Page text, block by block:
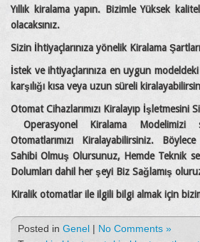
Yıllık kiralama yapın. Bizimle Yüksek
olacaksınız.
Sizin İhtiyaçlarınıza yönelik Kiralama
İstek ve ihtiyaçlarınıza en uygun
karşılığı kısa veya uzun süreli
Otomat Cihazlarımızı Kiralayıp İşletmesini
Operasyonel Kiralama Modelimizi
Otomatlarımızı Kiralayabilirsiniz.
Sahibi Olmuş Olursunuz, Hemde Teknik
Dolumları dahil her şeyi Biz Sağlamış
Kiralik otomatlar ile ilgili bilgi almak için
Posted in Genel | No Comments »